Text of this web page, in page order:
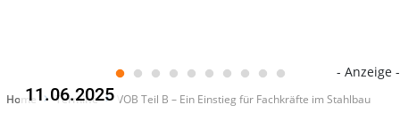
- Anzeige -
Home Termine VOB Teil B – Ein Einstieg für Fachkräfte im Stahlbau
11.06.2025